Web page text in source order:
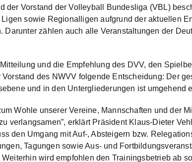
der Vorstand der Volleyball Bundesliga (VBL)
sowie Regionalligen aufgrund der aktuellen
Darunter zählen auch alle Veranstaltungen der
und die Empfehlung des DVV, den
des NWVV folgende Entscheidung: Der
und in den Untergliederungen ist umgehend
Wohle unserer Vereine, Mannschaften und der
verlangsamen”, erklärt Präsident Klaus-Dieter
den Umgang mit Auf-, Absteigern bzw.
Tagungen sowie Aus- und
wird empfohlen den Trainingsbetrieb ab